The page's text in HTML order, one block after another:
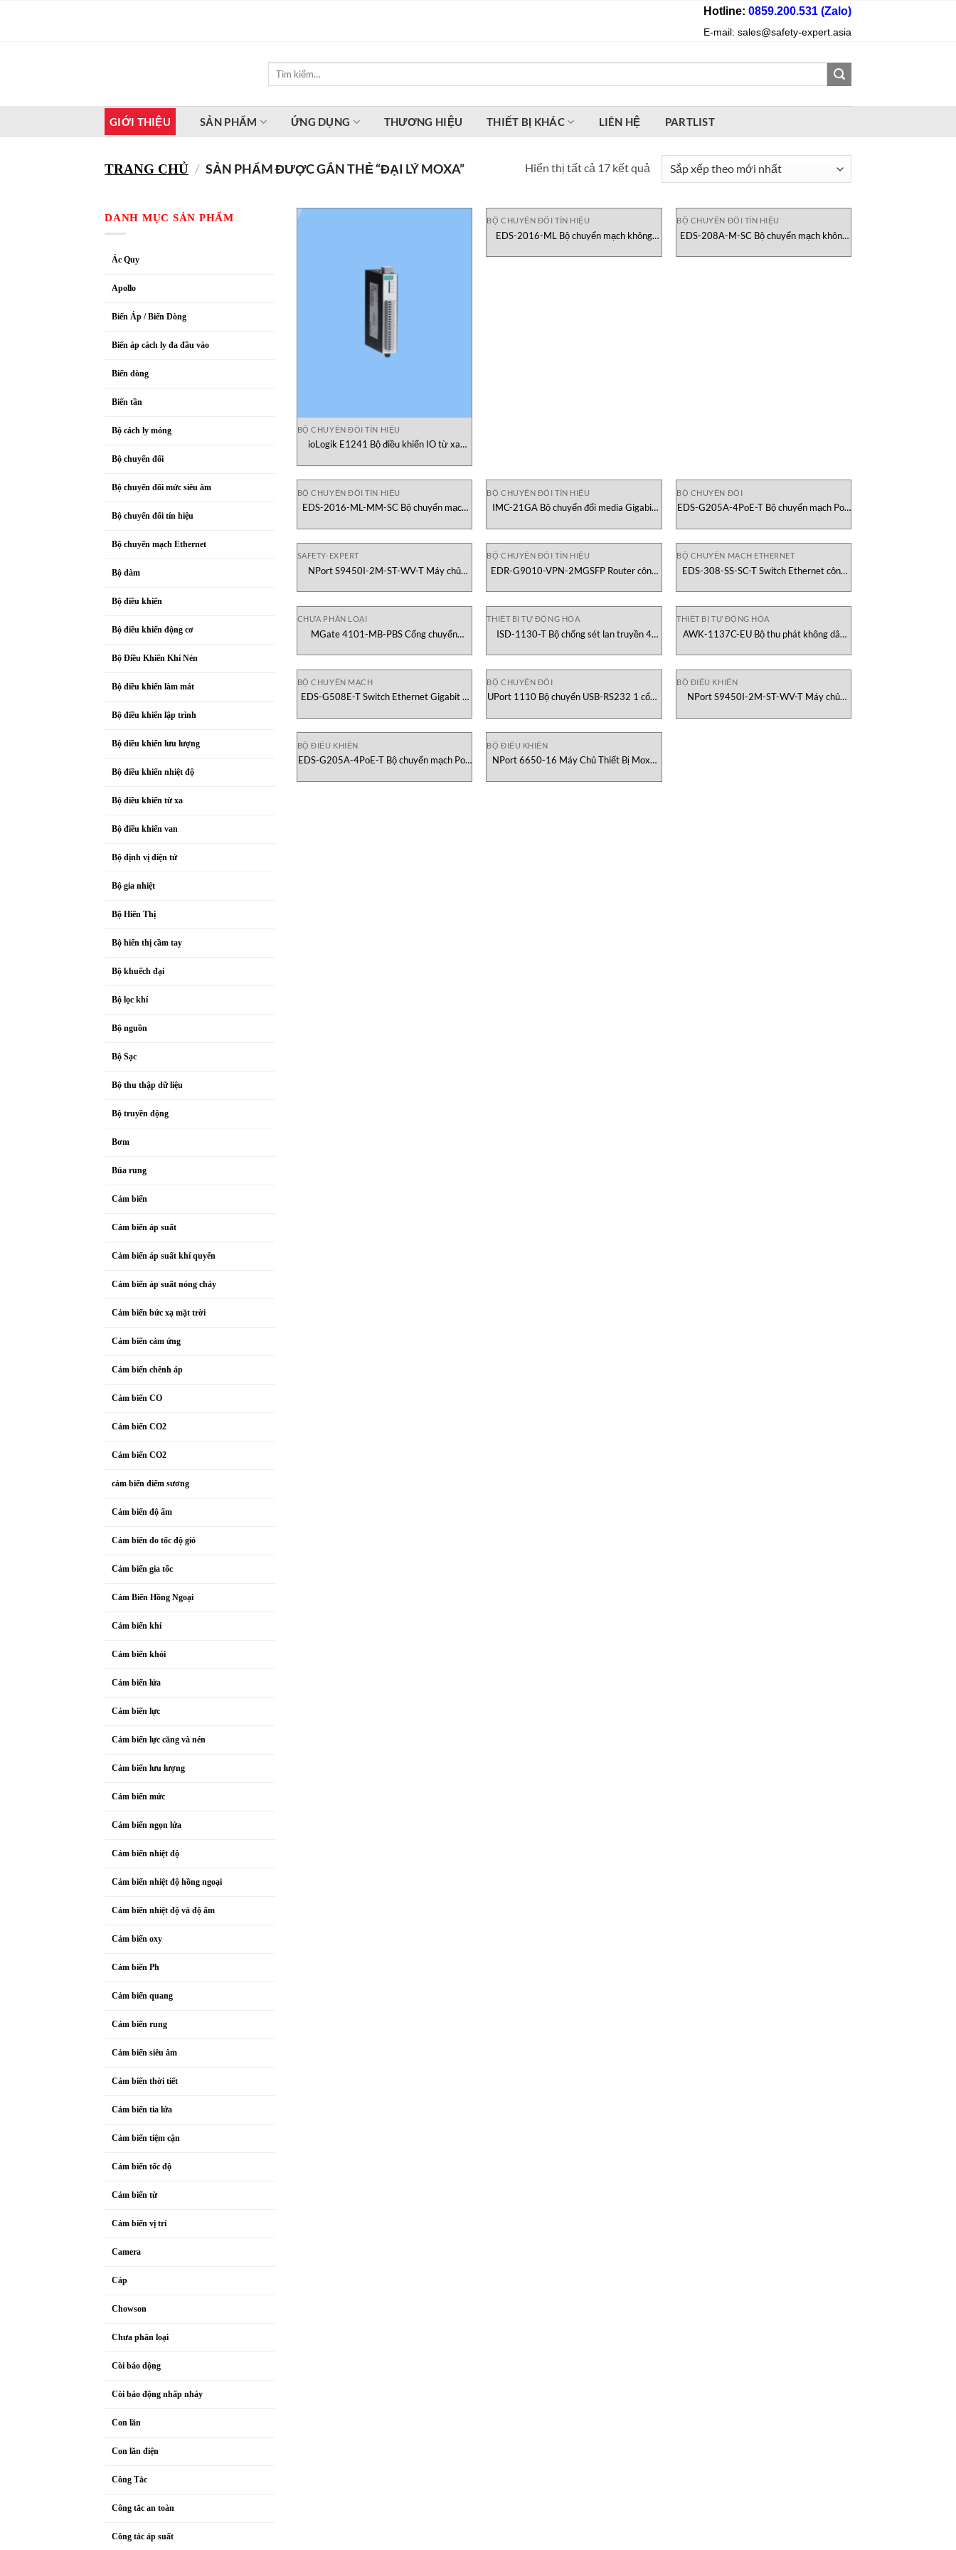
Hotline: 0859.200.531 (Zalo)
E-mail: sales@safety-expert.asia
GIỚI THIỆU SẢN PHẨM ỨNG DỤNG THƯƠNG HIỆU THIẾT BỊ KHÁC LIÊN HỆ PARTLIST
TRANG CHỦ / SẢN PHẨM ĐƯỢC GẮN THẺ “ĐẠI LÝ MOXA” Hiển thị tất cả 17 kết quảĐã
sắp
mới
nhất
DANH MỤC SẢN PHẨM
Ác Quy
Apollo
Biến Áp / Biến Dòng
Biến áp cách ly đa đầu vào
Biến dòng
Biến tần
Bộ cách ly mỏng
Bộ chuyển đổi
Bộ chuyển đổi mức siêu âm
Bộ chuyển đổi tín hiệu
Bộ chuyển mạch Ethernet
Bộ đàm
Bộ điều khiển
Bộ điều khiển động cơ
Bộ Điều Khiển Khí Nén
Bộ điều khiển làm mát
Bộ điều khiển lập trình
Bộ điều khiển lưu lượng
Bộ điều khiển nhiệt độ
Bộ điều khiển từ xa
Bộ điều khiển van
Bộ định vị điện tử
Bộ gia nhiệt
Bộ Hiển Thị
Bộ hiển thị cầm tay
Bộ khuếch đại
Bộ lọc khí
Bộ nguồn
Bộ Sạc
Bộ thu thập dữ liệu
Bộ truyền động
Bơm
Búa rung
Cảm biến
Cảm biến áp suất
Cảm biến áp suất khí quyển
Cảm biến áp suất nóng chảy
Cảm biến bức xạ mặt trời
Cảm biến cảm ứng
Cảm biến chênh áp
Cảm biến CO
Cảm biến CO2
Cảm biến CO2
cảm biến điểm sương
Cảm biến độ ẩm
Cảm biến đo tốc độ gió
Cảm biến gia tốc
Cảm Biến Hồng Ngoại
Cảm biến khí
Cảm biến khói
Cảm biến lửa
Cảm biến lực
Cảm biến lực căng và nén
Cảm biến lưu lượng
Cảm biến mức
Cảm biến ngọn lửa
Cảm biến nhiệt độ
Cảm biến nhiệt độ hồng ngoại
Cảm biến nhiệt độ và độ ẩm
Cảm biến oxy
Cảm biến Ph
Cảm biến quang
Cảm biến rung
Cảm biến siêu âm
Cảm biến thời tiết
Cảm biến tia lửa
Cảm biến tiệm cận
Cảm biến tốc độ
Cảm biến từ
Cảm biến vị trí
Camera
Cáp
Chowson
Chưa phân loại
Còi báo dộng
Còi báo động nhấp nháy
Con lăn
Con lăn điện
Công Tắc
Công tắc an toàn
Công tắc áp suất
BỘ CHUYỂN ĐỔI TÍN HIỆU
ioLogik E1241 Bộ điều khiển IO từ xa
BỘ CHUYỂN ĐỔI TÍN HIỆU
EDS-2016-ML Bộ chuyển mạch không
BỘ CHUYỂN ĐỔI TÍN HIỆU
EDS-208A-M-SC Bộ chuyển mạch không
BỘ CHUYỂN ĐỔI TÍN HIỆU
EDS-2016-ML-MM-SC Bộ chuyển mạch
BỘ CHUYỂN ĐỔI TÍN HIỆU
IMC-21GA Bộ chuyển đổi media Gigabit
BỘ CHUYỂN ĐỔI
EDS-G205A-4PoE-T Bộ chuyển mạch PoE
SAFETY-EXPERT
NPort S9450I-2M-ST-WV-T Máy chủ
BỘ CHUYỂN ĐỔI TÍN HIỆU
EDR-G9010-VPN-2MGSFP Router công
BỘ CHUYỂN MẠCH ETHERNET
EDS-308-SS-SC-T Switch Ethernet công
CHƯA PHÂN LOẠI
MGate 4101-MB-PBS Cổng chuyển
Vietnam
THIẾT BỊ TỰ ĐỘNG HÓA
ISD-1130-T Bộ chống sét lan truyền 4
THIẾT BỊ TỰ ĐỘNG HÓA
AWK-1137C-EU Bộ thu phát không dây
BỘ CHUYỂN MẠCH
EDS-G508E-T Switch Ethernet Gigabit 8
BỘ CHUYỂN ĐỔI
UPort 1110 Bộ chuyển USB-RS232 1 cổng
BỘ ĐIỀU KHIỂN
NPort S9450I-2M-ST-WV-T Máy chủ
BỘ ĐIỀU KHIỂN
EDS-G205A-4PoE-T Bộ chuyển mạch PoE
BỘ ĐIỀU KHIỂN
NPort 6650-16 Máy Chủ Thiết Bị Moxa